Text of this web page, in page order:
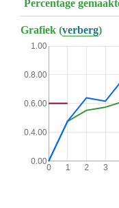
Percentage
Grafiek (verberg)